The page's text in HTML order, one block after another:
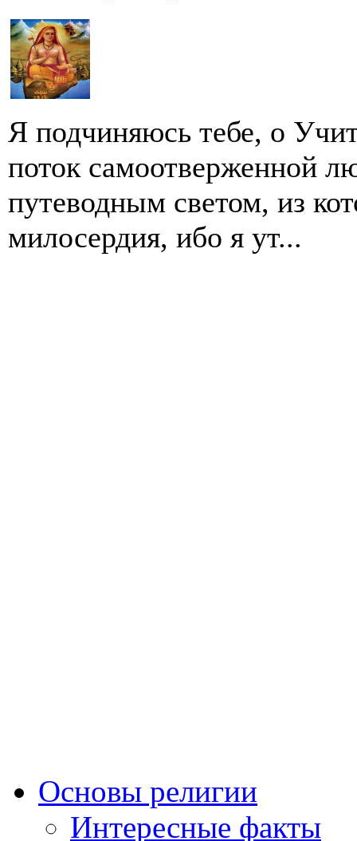
Я подчиняюсь тебе, о
поток самоотверженной
путеводным светом, из
милосердия, ибо я ут...
Основы религии
Интересные факты